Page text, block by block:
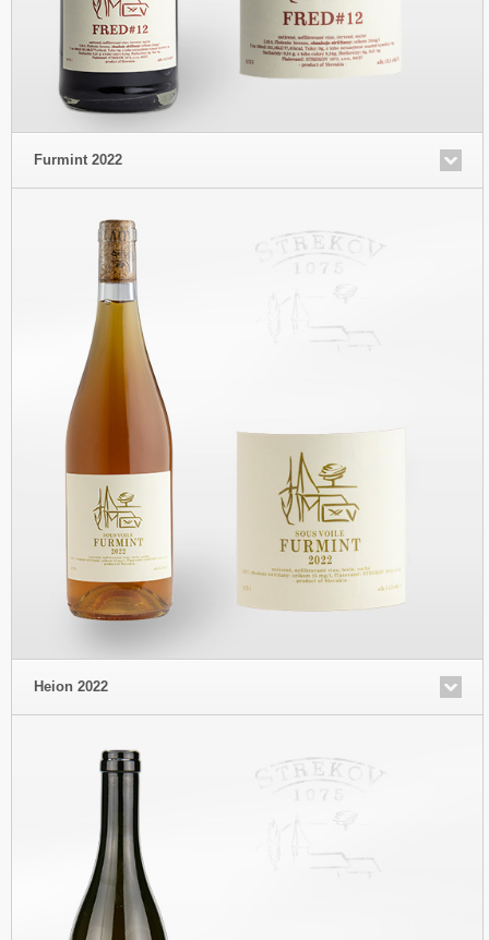
Furmint 2022
Heion 2022